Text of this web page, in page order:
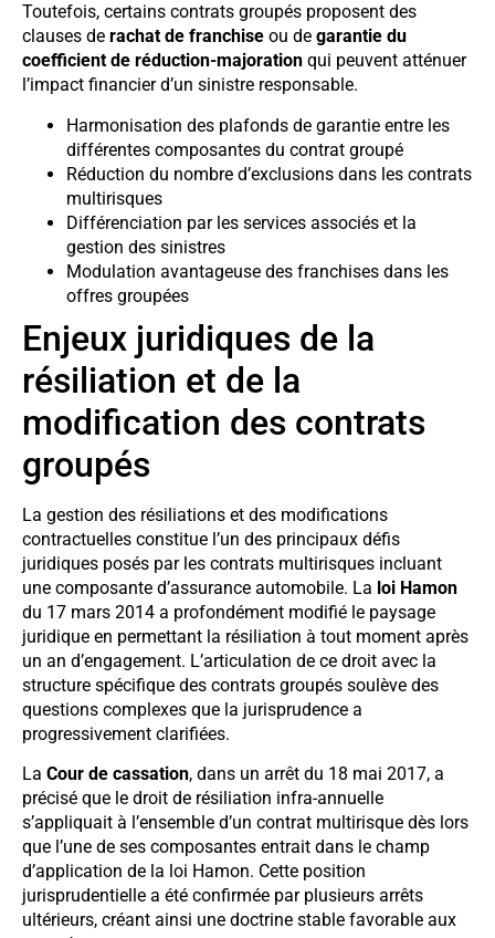
Toutefois, certains contrats groupés proposent des
clauses de rachat de franchise ou de garantie du
coefficient de réduction-majoration qui peuvent atténuer
l’impact financier d’un sinistre responsable.
Harmonisation des plafonds de garantie entre les
différentes composantes du contrat groupé
Réduction du nombre d’exclusions dans les contrats
multirisques
Différenciation par les services associés et la
gestion des sinistres
Modulation avantageuse des franchises dans les
offres groupées
Enjeux juridiques de la
résiliation et de la
modification des contrats
groupés
La gestion des résiliations et des modifications
contractuelles constitue l’un des principaux défis
juridiques posés par les contrats multirisques incluant
une composante d’assurance automobile. La loi Hamon
du 17 mars 2014 a profondément modifié le paysage
juridique en permettant la résiliation à tout moment après
un an d’engagement. L’articulation de ce droit avec la
structure spécifique des contrats groupés soulève des
questions complexes que la jurisprudence a
progressivement clarifiées.
La Cour de cassation, dans un arrêt du 18 mai 2017, a
précisé que le droit de résiliation infra-annuelle
s’appliquait à l’ensemble d’un contrat multirisque dès lors
que l’une de ses composantes entrait dans le champ
d’application de la loi Hamon. Cette position
jurisprudentielle a été confirmée par plusieurs arrêts
ultérieurs, créant ainsi une doctrine stable favorable aux